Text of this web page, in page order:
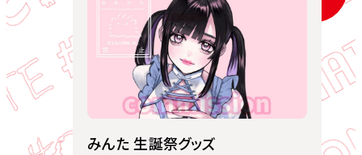
みんた 生誕祭グッズ